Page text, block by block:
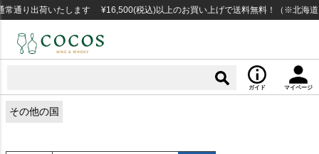
通り出荷いたします ¥16,500(税込)以上のお買い上げで送料無料！（※北海道
ガイド マイページ
その他の国